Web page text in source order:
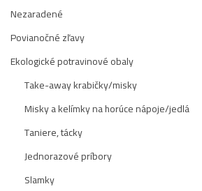
Nezaradené
Povianočné zľavy
Ekologické potravinové obaly
Take-away krabičky/misky
Misky a kelímky na horúce nápoje/jedlá
Taniere, tácky
Jednorazové príbory
Slamky